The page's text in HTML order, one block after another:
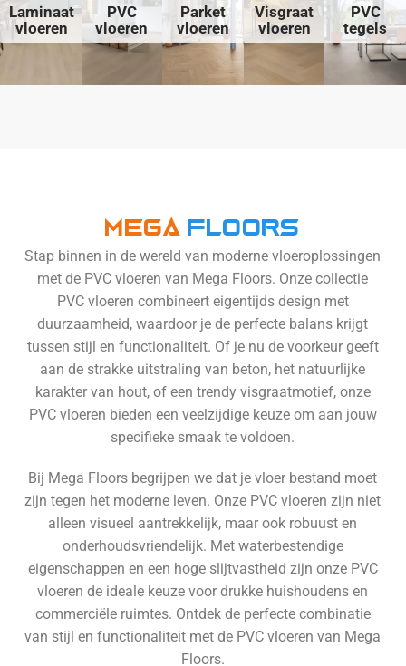
Laminaat
vloeren
PVC
vloeren
Parket
vloeren
Visgraat
vloeren
PVC
tegels
Mega Floors
Stap binnen in de wereld van moderne vloeroplossingen
met de PVC vloeren van Mega Floors. Onze collectie
PVC vloeren combineert eigentijds design met
duurzaamheid, waardoor je de perfecte balans krijgt
tussen stijl en functionaliteit. Of je nu de voorkeur geeft
aan de strakke uitstraling van beton, het natuurlijke
karakter van hout, of een trendy visgraatmotief, onze
PVC vloeren bieden een veelzijdige keuze om aan jouw
specifieke smaak te voldoen.
Bij Mega Floors begrijpen we dat je vloer bestand moet
zijn tegen het moderne leven. Onze PVC vloeren zijn niet
alleen visueel aantrekkelijk, maar ook robuust en
onderhoudsvriendelijk. Met waterbestendige
eigenschappen en een hoge slijtvastheid zijn onze PVC
vloeren de ideale keuze voor drukke huishoudens en
commerciële ruimtes. Ontdek de perfecte combinatie
van stijl en functionaliteit met de PVC vloeren van Mega
Floors.